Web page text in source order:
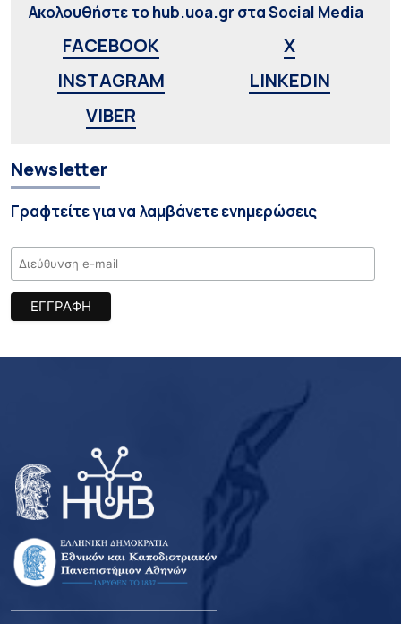
Ακολουθήστε το hub.uoa.gr στα Social Media
FACEBOOK
X
INSTAGRAM
LINKEDIN
VIBER
Newsletter
Γραφτείτε για να λαμβάνετε ενημερώσεις